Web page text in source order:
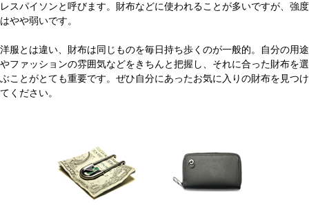
レスパイソンと呼びます。財布などに使われることが多いですが、強度
はやや弱いです。
洋服とは違い、財布は同じものを毎日持ち歩くのが一般的。自分の用途
やファッションの雰囲気などをきちんと把握し、それに合った財布を選
ぶことがとても重要です。ぜひ自分にあったお気に入りの財布を見つけ
てください。